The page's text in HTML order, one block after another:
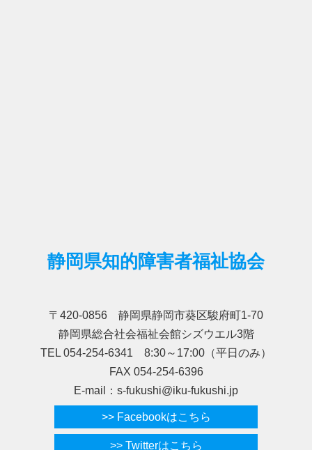
静岡県知的障害者福祉協会
〒420-0856 静岡県静岡市葵区駿府町1-70
静岡県総合社会福祉会館シズウエル3階
TEL 054-254-6341 8:30～17:00（平日のみ）
FAX 054-254-6396
E-mail：s-fukushi@iku-fukushi.jp
>> Facebookはこちら
>> Twitterはこちら